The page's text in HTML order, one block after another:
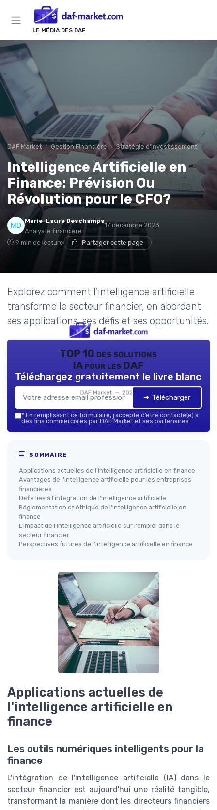
LE MÉDIA DES DAF
DAF Market Gestion Financière Stratégie d'investissement
Intelligence Artificielle en
Finance: Prévision Ou
Révolution pour le CFO?
Marie-Laure Deschamps
Analyste financière
17 décembre 2023
9 min de lecture Partager cette page
Explorez comment l'intelligence artificielle
transforme le secteur financier, en abordant
ses applications, ses défis et ses opportunités.
TOP 10 des solutions
IA pour les DAF
DAF Market — 2026
Téléchargez gratuitement le livre blanc
➔ Télécharger
* En remplissant ce formulaire, j’accepte d’être contacté(e) à
des fins commerciales par DAF Market et ses partenaires.
SOMMAIRE
Applications actuelles de l'intelligence artificielle en finance
Avantages de l'intelligence artificielle pour les entreprises
financières
Défis liés à l'intégration de l'intelligence artificielle
Réglementation et éthique de l'intelligence artificielle en
finance
L'impact de l'intelligence artificielle sur l'emploi dans le
secteur financier
Perspectives futures de l'intelligence artificielle en finance
Applications actuelles de
l'intelligence artificielle en
finance
Les outils numériques intelligents pour la
finance
L'intégration de l'intelligence artificielle (IA) dans le
secteur financier est aujourd'hui une réalité tangible,
transformant la manière dont les directeurs financiers
Panneau de gestion des cookies